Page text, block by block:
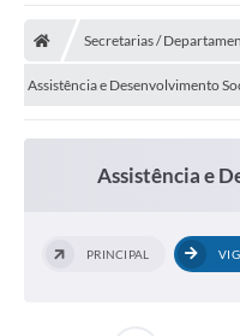
Secretarias /
Assistência e Desenvolvimento
Assistência e
PRINCIPAL